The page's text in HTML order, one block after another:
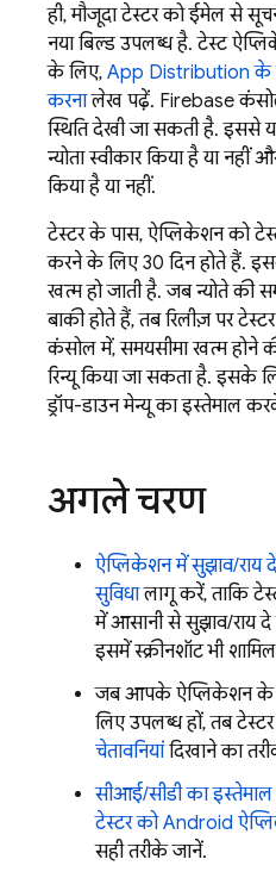
ही, मौजूदा टेस्टर को ईमेल से
नया बिल्ड उपलब्ध है. टेस्ट
के लिए, App Distribution के
करनालेख पढ़ें. Firebase
स्थिति देखी जा सकती है. इससे
न्योता स्वीकार किया है या
किया है या नहीं.
टेस्टर के पास, ऐप्लिकेशन को
करने के लिए 30 दिन होते हैं.
खत्म हो जाती है. जब न्योते की
बाकी होते हैं, तब रिलीज़ पर
कंसोल में, समयसीमा खत्म होने
रिन्यू किया जा सकता है. इसके
ड्रॉप-डाउन मेन्यू का इस्तेमाल
अगले चरण
ऐप्लिकेशन में सुझाव/राय
सुविधालागू करें, ताकि
में आसानी से सुझाव/राय
इसमें स्क्रीनशॉट भी
जब आपके ऐप्लिकेशन के
लिए उपलब्ध हों, तब
चेतावनियांदिखाने का
सीआई/सीडी का
टेस्टर को Android
सही तरीके जानें.